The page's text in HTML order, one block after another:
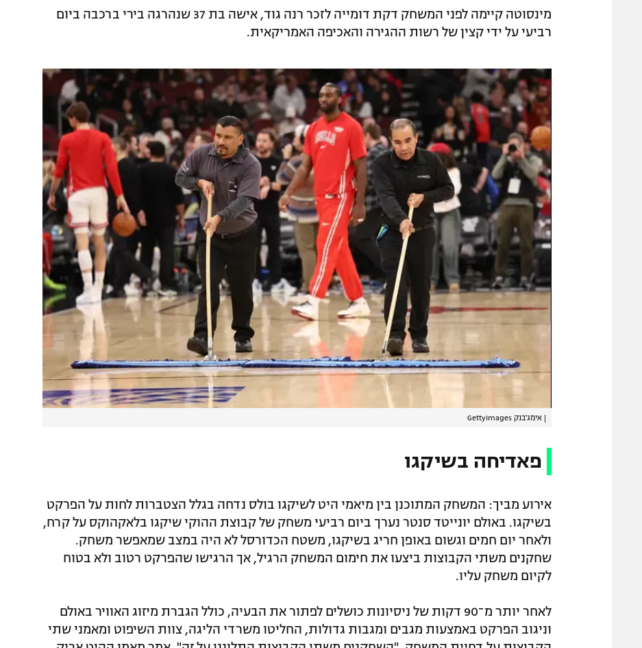
מינסוטה קיימה לפני המשחק דקת דומייה לזכר רנה גוד, אישה בת 37 שנהרגה בירי ברכבה ביום
רביעי על ידי קצין של רשות ההגירה והאכיפה האמריקאית.
| אימג'בנק GettyImages
פאדיחה בשיקגו
אירוע מביך: המשחק המתוכנן בין מיאמי היט לשיקגו בולס נדחה בגלל הצטברות לחות על הפרקט
בשיקגו. באולם יונייטד סנטר נערך ביום רביעי משחק של קבוצת ההוקי שיקגו בלאקהוקס על קרח,
ולאחר יום חמים וגשום באופן חריג בשיקגו, משטח הכדורסל לא היה במצב שמאפשר משחק.
שחקנים משתי הקבוצות ביצעו את חימום המשחק הרגיל, אך הרגישו שהפרקט רטוב ולא בטוח
לקיום משחק עליו.
לאחר יותר מ־90 דקות של ניסיונות כושלים לפתור את הבעיה, כולל הגברת מיזוג האוויר באולם
וניגוב הפרקט באמצעות מגבים ומגבות גדולות, החליטו משרדי הליגה, צוות השיפוט ומאמני שתי